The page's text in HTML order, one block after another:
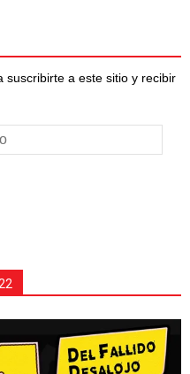
suscribirte a este sitio y recibir